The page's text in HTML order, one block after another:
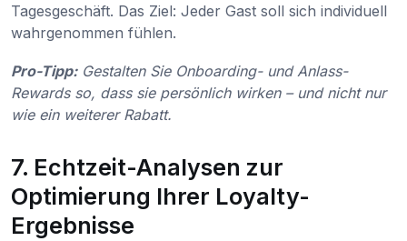
Tagesgeschäft. Das Ziel: Jeder Gast soll sich individuell
wahrgenommen fühlen.
Pro-Tipp: Gestalten Sie Onboarding- und Anlass-
Rewards so, dass sie persönlich wirken – und nicht nur
wie ein weiterer Rabatt.
7. Echtzeit-Analysen zur
Optimierung Ihrer Loyalty-
Ergebnisse